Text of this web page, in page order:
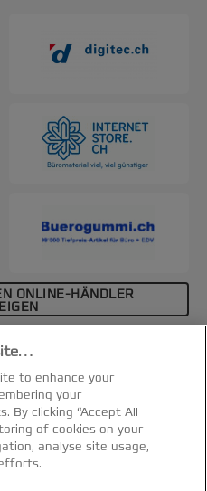
ONLINE-HÄNDLER
Merkmale
to enhance your
your
By clicking “Accept All
of cookies on your
analyse site usage,